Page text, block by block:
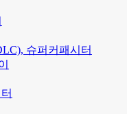
슈퍼커패시터